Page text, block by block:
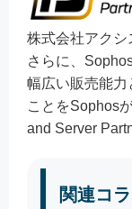
株式会社アクシ
さらに、
幅広い販売能力
ことをSophos
and Server
関連コ